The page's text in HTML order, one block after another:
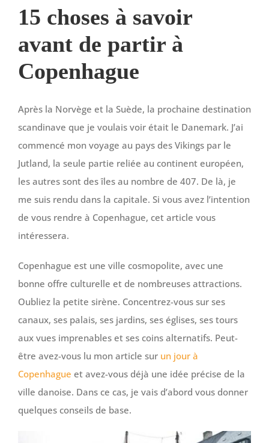
15 choses à savoir
avant de partir à
Copenhague
Après la Norvège et la Suède, la prochaine destination
scandinave que je voulais voir était le Danemark. J’ai
commencé mon voyage au pays des Vikings par le
Jutland, la seule partie reliée au continent européen,
les autres sont des îles au nombre de 407. De là, je
me suis rendu dans la capitale. Si vous avez l’intention
de vous rendre à Copenhague, cet article vous
intéressera.
Copenhague est une ville cosmopolite, avec une
bonne offre culturelle et de nombreuses attractions.
Oubliez la petite sirène. Concentrez-vous sur ses
canaux, ses palais, ses jardins, ses églises, ses tours
aux vues imprenables et ses coins alternatifs. Peut-
être avez-vous lu mon article sur un jour à
Copenhague et avez-vous déjà une idée précise de la
ville danoise. Dans ce cas, je vais d’abord vous donner
quelques conseils de base.